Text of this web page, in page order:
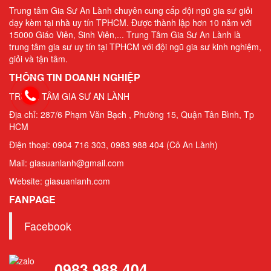
Trung tâm Gia Sư An Lành chuyên cung cấp đội ngũ gia sư giỏi
dạy kèm tại nhà uy tín TPHCM. Được thành lập hơn 10 năm với
15000 Giáo Viên, Sinh Viên,... Trung Tâm Gia Sư An Lành là
trung tâm gia sư uy tín tại TPHCM với đội ngũ gia sư kinh nghiệm,
giỏi và tận tâm.
THÔNG TIN DOANH NGHIỆP
TRUNG TÂM GIA SƯ AN LÀNH
Địa chỉ: 287/6 Phạm Văn Bạch , Phường 15, Quận Tân Bình, Tp
HCM
Điện thoại: 0904 716 303, 0983 988 404 (Cô An Lành)
Mail: giasuanlanh@gmail.com
Website: giasuanlanh.com
FANPAGE
Facebook